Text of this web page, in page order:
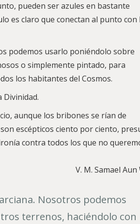
pueden ser azules en bastante
es claro que conectan al punto con
podemos usarlo poniéndolo sobre
o simplemente pintado, para
los habitantes del Cosmos.
Divinidad.
aunque los bribones se rían de
escépticos ciento por ciento,
contra todos los que no
V. M. Samael
Nosotros podemos
terrenos, haciéndolo con